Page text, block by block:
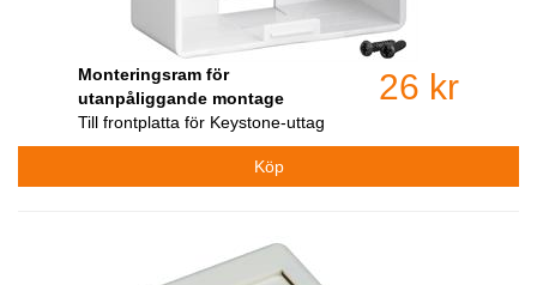
Monteringsram för
utanpåliggande montage
Till frontplatta för Keystone-uttag
26 kr